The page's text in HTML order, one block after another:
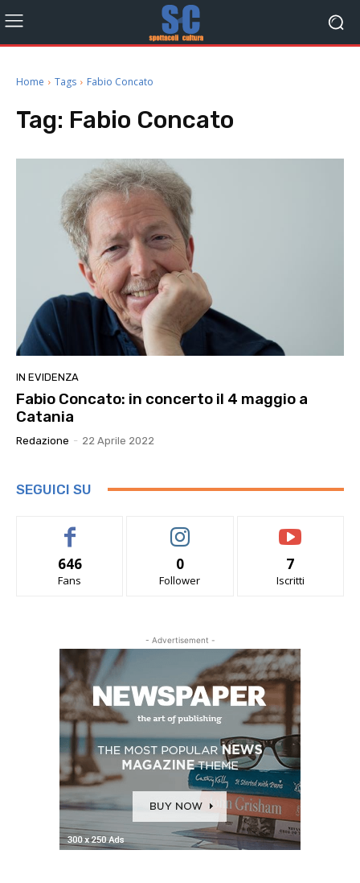
Home Tags Fabio Concato
Tag: Fabio Concato
IN EVIDENZA
Fabio Concato: in concerto il 4 maggio a
Catania
Redazione - 22 Aprile 2022
SEGUICI SU
646
Fans
0
Follower
7
Iscritti
- Advertisement -